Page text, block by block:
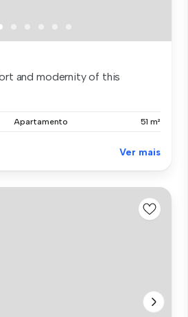
and modernity of this
Apartamento 51 m²
Ver mais